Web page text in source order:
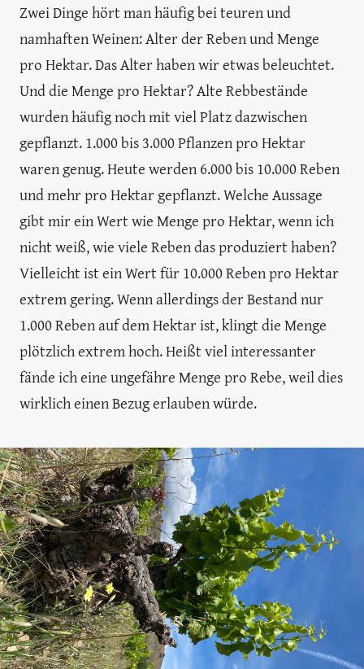
Zwei Dinge hört man häufig bei teuren und
namhaften Weinen: Alter der Reben und Menge
pro Hektar. Das Alter haben wir etwas beleuchtet.
Und die Menge pro Hektar? Alte Rebbestände
wurden häufig noch mit viel Platz dazwischen
gepflanzt. 1.000 bis 3.000 Pflanzen pro Hektar
waren genug. Heute werden 6.000 bis 10.000 Reben
und mehr pro Hektar gepflanzt. Welche Aussage
gibt mir ein Wert wie Menge pro Hektar, wenn ich
nicht weiß, wie viele Reben das produziert haben?
Vielleicht ist ein Wert für 10.000 Reben pro Hektar
extrem gering. Wenn allerdings der Bestand nur
1.000 Reben auf dem Hektar ist, klingt die Menge
plötzlich extrem hoch. Heißt viel interessanter
fände ich eine ungefähre Menge pro Rebe, weil dies
wirklich einen Bezug erlauben würde.